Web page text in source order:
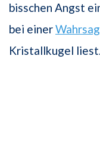
bisschen Angst
bei einer
Kristallkugel liest.